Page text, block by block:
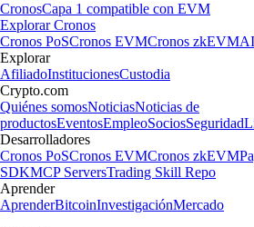
CronosCapa 1 compatible con EVM
Explorar Cronos
Cronos PoSCronos EVMCronos zkEVM
Explorar
AfiliadoInstitucionesCustodia
Crypto.com
Quiénes somosNoticiasNoticias de
productosEventosEmpleoSociosSeguridad
Desarrolladores
Cronos PoSCronos EVMCronos zkEVM
SDKMCP ServersTrading Skill Repo
Aprender
AprenderBitcoinInvestigaciónMercado